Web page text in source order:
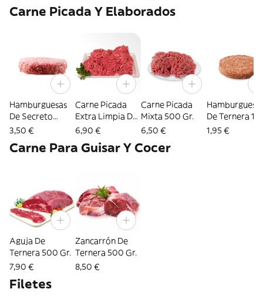
Carne Picada Y Elaborados
Hamburguesas
De Secreto
Ibérico 1 Ud. 160
3,50 €
Carne Picada
Extra Limpia De
Ternera 500 Gr.
6,90 €
Carne Picada
Mixta 500 Gr.
6,50 €
De Ternera 1
125 Gr.
1,95 €
Carne Para Guisar Y Cocer
Aguja De
Ternera 500 Gr.
7,90 €
Zancarrón De
Ternera 500 Gr.
8,50 €
Filetes